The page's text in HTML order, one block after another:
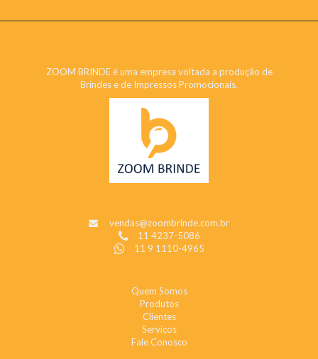
ZOOM BRINDE é uma empresa voltada a produção de
Brindes e de Impressos Promocionais.
vendas@zoombrinde.com.br
11 4237-5086
11 9 1110-4965
Quem Somos
Produtos
Clientes
Serviços
Fale Conosco